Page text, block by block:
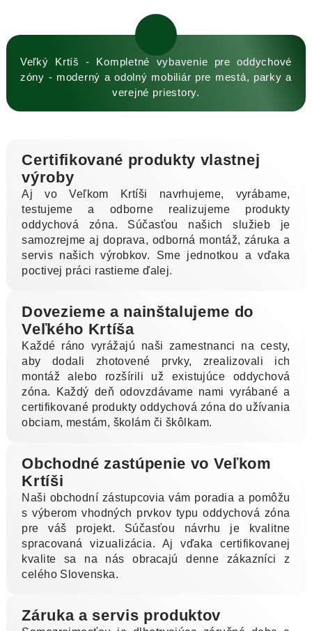
Veľký Krtíš - Kompletné vybavenie pre oddychové
zóny - moderný a odolný mobiliár pre mestá, parky a
verejné priestory.
Certifikované produkty vlastnej
výroby
Aj vo Veľkom Krtíši navrhujeme, vyrábame,
testujeme a odborne realizujeme produkty
oddychová zóna. Súčasťou našich služieb je
samozrejme aj doprava, odborná montáž, záruka a
servis našich výrobkov. Sme jednotkou a vďaka
poctivej práci rastieme ďalej.
Dovezieme a nainštalujeme do
Veľkého Krtíša
Každé ráno vyrážajú naši zamestnanci na cesty,
aby dodali zhotovené prvky, zrealizovali ich
montáž alebo rozšírili už existujúce oddychová
zóna. Každý deň odovzdávame nami vyrábané a
certifikované produkty oddychová zóna do užívania
obciam, mestám, školám či škôlkam.
Obchodné zastúpenie vo Veľkom
Krtíši
Naši obchodní zástupcovia vám poradia a pomôžu
s výberom vhodných prvkov typu oddychová zóna
pre váš projekt. Súčasťou návrhu je kvalitne
spracovaná vizualizácia. Aj vďaka certifikovanej
kvalite sa na nás obracajú denne zákazníci z
celého Slovenska.
Záruka a servis produktov